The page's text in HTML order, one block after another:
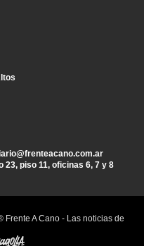
23, piso 11, oficinas 6, 7 y 8
Frente A Cano - Las noticias de